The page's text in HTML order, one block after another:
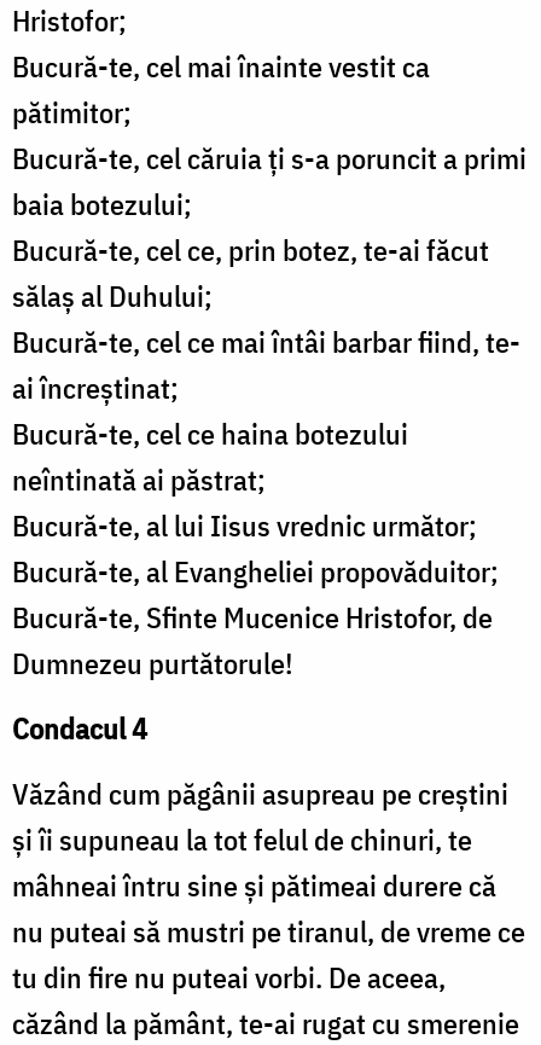
Hristofor;
Bucură-te, cel mai înainte vestit ca
pătimitor;
Bucură-te, cel căruia ți s-a poruncit a primi
baia botezului;
Bucură-te, cel ce, prin botez, te-ai făcut
sălaș al Duhului;
Bucură-te, cel ce mai întâi barbar fiind, te-
ai încreștinat;
Bucură-te, cel ce haina botezului
neîntinată ai păstrat;
Bucură-te, al lui Iisus vrednic următor;
Bucură-te, al Evangheliei propovăduitor;
Bucură-te, Sfinte Mucenice Hristofor, de
Dumnezeu purtătorule!
Condacul 4
Văzând cum păgânii asupreau pe creștini
și îi supuneau la tot felul de chinuri, te
mâhneai întru sine și pătimeai durere că
nu puteai să mustri pe tiranul, de vreme ce
tu din fire nu puteai vorbi. De aceea,
căzând la pământ, te-ai rugat cu smerenie